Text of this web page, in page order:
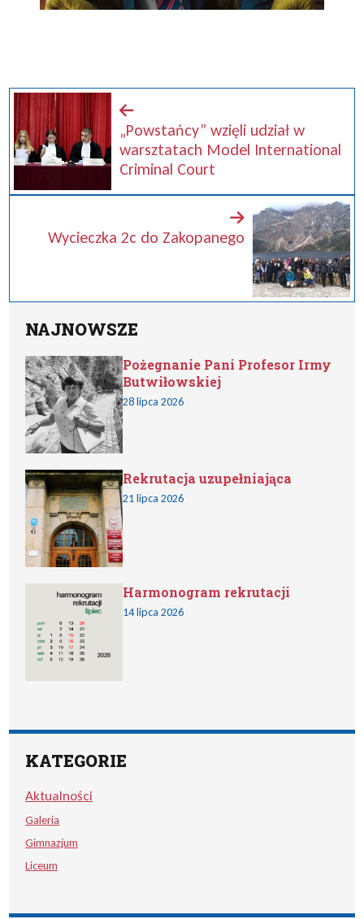
„Powstańcy” wzięli udział w
warsztatach Model International
Criminal Court
Wycieczka 2c do Zakopanego
NAJNOWSZE
Pożegnanie Pani Profesor Irmy
Butwiłowskiej
28 lipca 2026
Rekrutacja uzupełniająca
21 lipca 2026
Harmonogram rekrutacji
14 lipca 2026
KATEGORIE
Aktualności
Galeria
Gimnazjum
Liceum